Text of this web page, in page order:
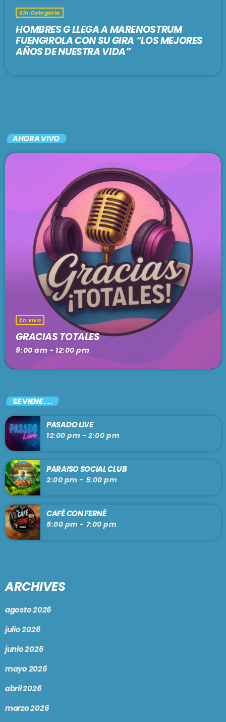
Sin Categoria
HOMBRES G LLEGA A MARENOSTRUM
FUENGIROLA CON SU GIRA “LOS MEJORES
AÑOS DE NUESTRA VIDA”
AHORA VIVO
En vivo
GRACIAS TOTALES
9:00 am - 12:00 pm
SE VIENE . . .
PASADO LIVE
12:00 pm - 2:00 pm
PARAISO SOCIAL CLUB
2:00 pm - 5:00 pm
CAFÉ CON FERNÉ
5:00 pm - 7:00 pm
ARCHIVES
agosto 2026
julio 2026
junio 2026
mayo 2026
abril 2026
marzo 2026